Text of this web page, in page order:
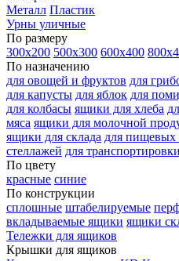
Металл Пластик
Урны уличные
По размеру
300х200 500х300 600х400
По назначению
для овощей и фруктов для
для капусты для яблок для
для колбасы ящики для хлеба
мяса ящики для молочной
ящики для склада для пищевых
стеллажей для транспортировки
По цвету
красные синие
По конструкции
сплошные штабелируемые
вкладываемые ящики ящики
Тележки для ящиков
Крышки для ящиков